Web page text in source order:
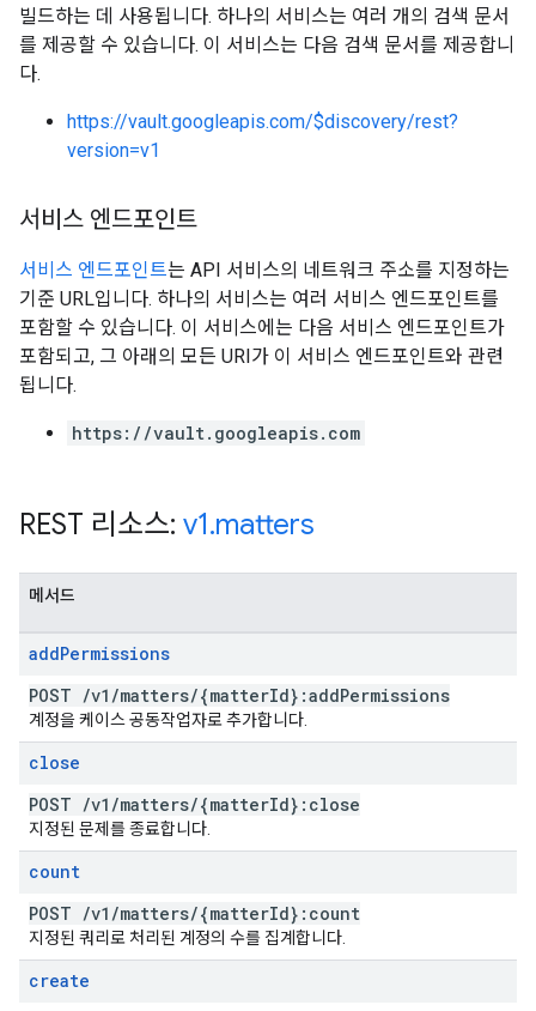
빌드하는 데 사용됩니다. 하나의 서비스는 여러 개의 검색 문서
를 제공할 수 있습니다. 이 서비스는 다음 검색 문서를 제공합니
다.
https://vault.googleapis.com/$discovery/rest?
version=v1
서비스 엔드포인트
서비스 엔드포인트는 API 서비스의 네트워크 주소를 지정하는
기준 URL입니다. 하나의 서비스는 여러 서비스 엔드포인트를
포함할 수 있습니다. 이 서비스에는 다음 서비스 엔드포인트가
포함되고, 그 아래의 모든 URI가 이 서비스 엔드포인트와 관련
됩니다.
https://vault.googleapis.com
REST 리소스: v1.matters
메서드
addPermissions
POST /v1 /matters/{matterId}:addPermissions
계정을 케이스 공동작업자로 추가합니다.
close
POST /v1 /matters/{matterId}:close
지정된 문제를 종료합니다.
count
POST /v1 /matters/{matterId}:count
지정된 쿼리로 처리된 계정의 수를 집계합니다.
create